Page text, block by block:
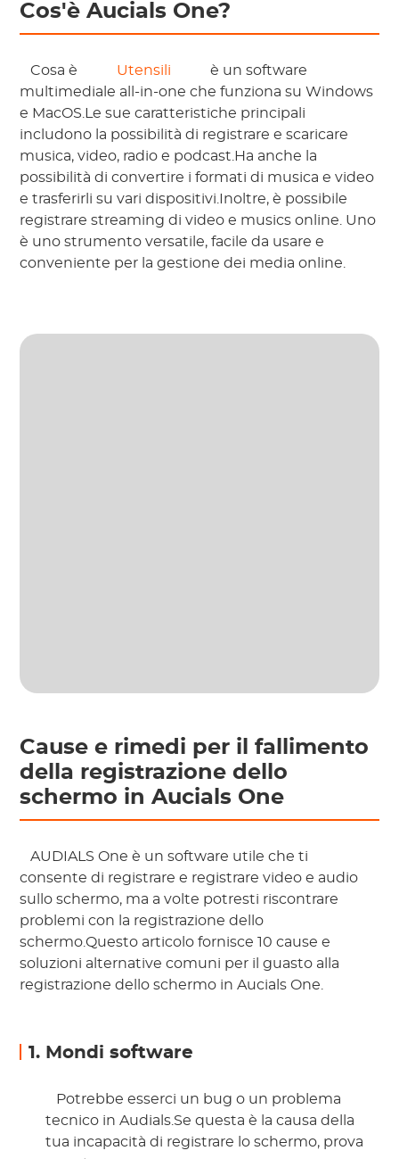
Cos'è Aucials One?
Cosa è Utensili
è un software
multimediale all-in-one che funziona su Windows
e MacOS.Le sue caratteristiche principali
includono la possibilità di registrare e scaricare
musica, video, radio e podcast.Ha anche la
possibilità di convertire i formati di musica e video
e trasferirli su vari dispositivi.Inoltre, è possibile
registrare streaming di video e musics online. Uno
è uno strumento versatile, facile da usare e
conveniente per la gestione dei media online.
Cause e rimedi per il fallimento
della registrazione dello
schermo in Aucials One
AUDIALS One è un software utile che ti
consente di registrare e registrare video e audio
sullo schermo, ma a volte potresti riscontrare
problemi con la registrazione dello
schermo.Questo articolo fornisce 10 cause e
soluzioni alternative comuni per il guasto alla
registrazione dello schermo in Aucials One.
1. Mondi software
Potrebbe esserci un bug o un problema
tecnico in Audials.Se questa è la causa della
tua incapacità di registrare lo schermo, prova